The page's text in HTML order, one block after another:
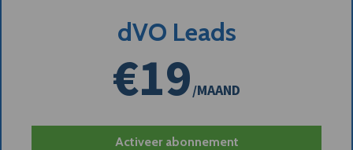
dVO Leads
€19/MAAND
Activeer abonnement